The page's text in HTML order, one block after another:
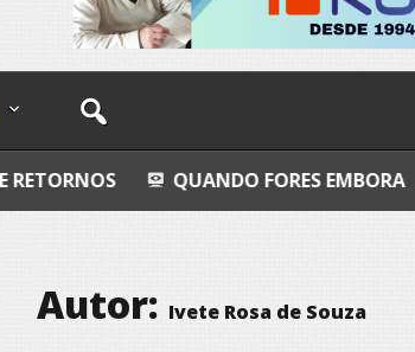
QUANDO FORES EMBORA
Autor: Ivete Rosa de Souza